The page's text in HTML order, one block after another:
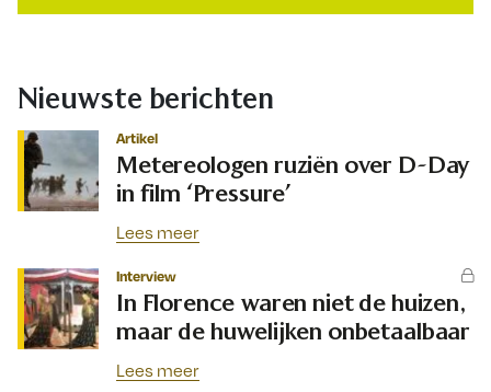
Nieuwste berichten
Artikel
Metereologen ruziën over D-Day
in film ‘Pressure’
Lees meer
Interview
In Florence waren niet de huizen,
maar de huwelijken onbetaalbaar
Lees meer